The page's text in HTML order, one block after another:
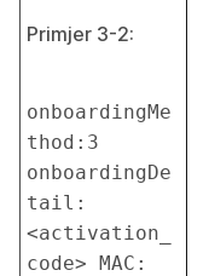
Primjer 3-2:
onboardingMe
thod:3
onboardingDe
tail:
<activation_
code> MAC: